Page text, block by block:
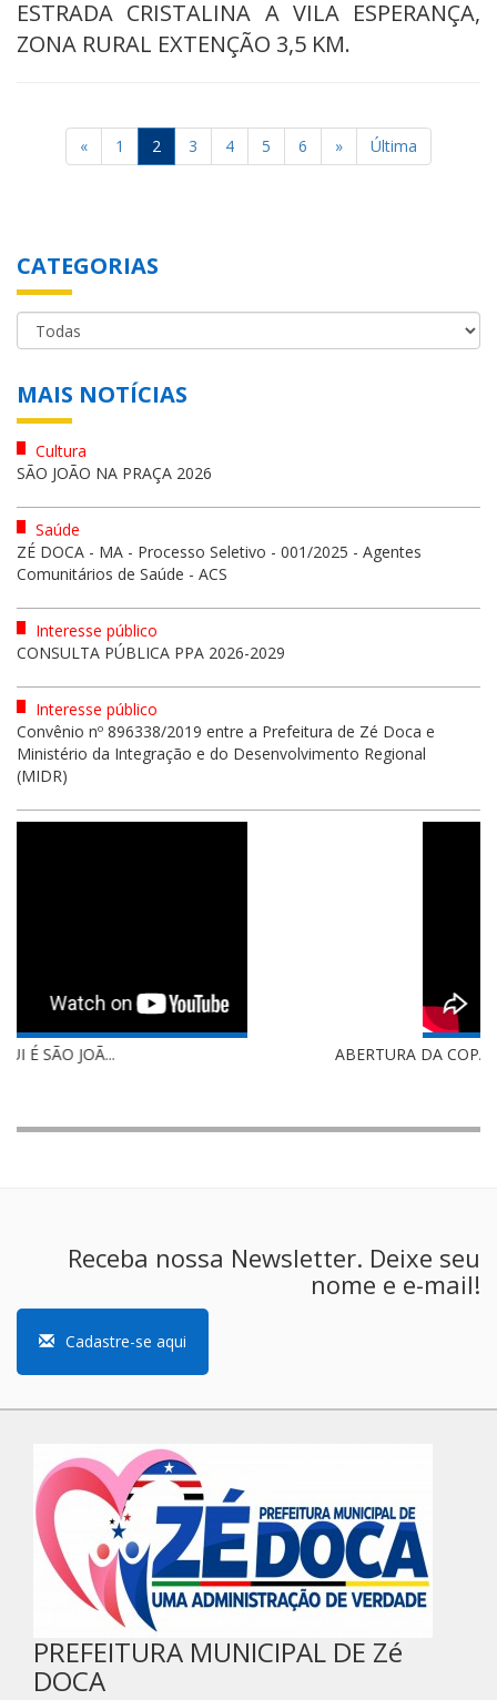
ESTRADA CRISTALINA A VILA ESPERANÇA,
ZONA RURAL EXTENÇÃO 3,5 KM.
« 1 2 3 4 5 6 » Última
CATEGORIAS
MAIS NOTÍCIAS
Cultura
SÃO JOÃO NA PRAÇA 2026
Saúde
ZÉ DOCA - MA - Processo Seletivo - 001/2025 - Agentes
Comunitários de Saúde - ACS
Interesse público
CONSULTA PÚBLICA PPA 2026-2029
Interesse público
Convênio nº 896338/2019 entre a Prefeitura de Zé Doca e
Ministério da Integração e do Desenvolvimento Regional
(MIDR)
ABERTURA DA COPA VALBER COSTA ...
Receba nossa Newsletter. Deixe seu
nome e e-mail!
Cadastre-se aqui
PREFEITURA MUNICIPAL DE Zé
DOCA